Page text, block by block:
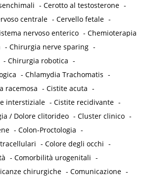
-Cerotto al testosterone -
centrale -Cervello fetale -
nervoso enterico -Chemioterapia
-Chirurgia nerve sparing -
-Chirurgia robotica -
-Chlamydia Trachomatis -
racemosa -Cistite acuta -
interstiziale -Cistite recidivante -
/ Dolore clitorideo -Cluster clinico -
-Colon-Proctologia -
-Colore degli occhi -
-Comorbilità urogenitali -
chirurgiche -Comunicazione -